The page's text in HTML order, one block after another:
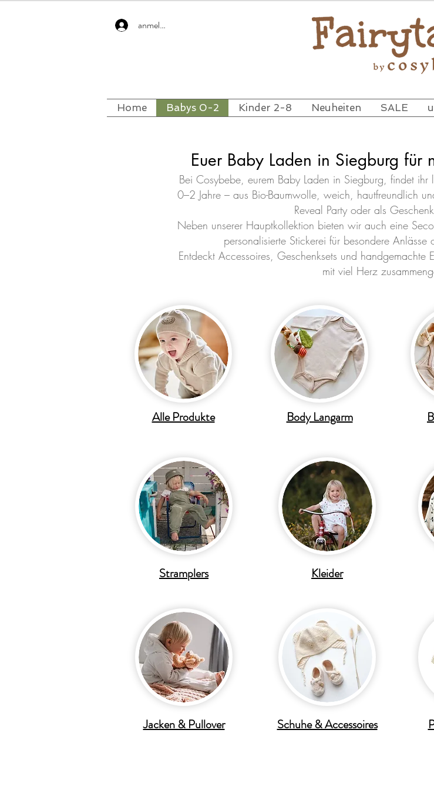
anmelden
Home Babys 0-2 Kinder 2-8 Neuheiten SALE
Euer Baby Laden in Siegburg für
Bei Cosybebe, eurem Baby Laden in Siegburg, findet
0–2 Jahre – aus Bio-Baumwolle, weich, hautfreundlich
Reveal Party oder als
Neben unserer Hauptkollektion bieten wir auch eine
personalisierte Stickerei für besondere
Entdeckt Accessoires, Geschenksets und
mit viel Herz
Body Langarm
Alle Produkte
Stramplers
Jacken & Pullover
Kleider
Schuhe & Accessoires